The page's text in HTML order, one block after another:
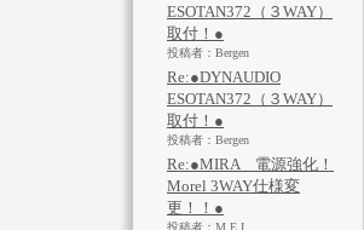
ESOTAN372（３WAY）
取付！●
投稿者：Bergen
Re:●DYNAUDIO
ESOTAN372（３WAY）
取付！●
投稿者：Bergen
Re:●MIRA 電源強化！
Morel 3WAY仕様変
更！！●
投稿者：M.E.I.